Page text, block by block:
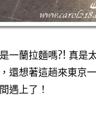
一蘭拉麵嗎?! 真是
還想著這趟來東京
遇上了！
]一蘭拉麵，好吃且